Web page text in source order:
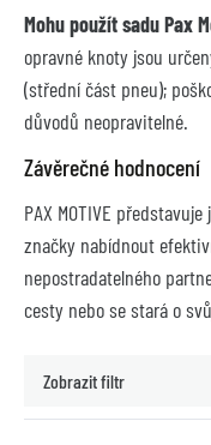
Mohu použít sadu Pax
opravné knoty jsou
(střední část pneu);
důvodů neopravitelné.
Závěrečné hodnocení
PAX MOTIVE
značky nabídnout
nepostradatelného
cesty nebo se stará o
Zobrazit filtr